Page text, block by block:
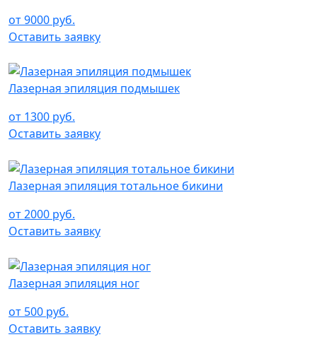
от 9000 руб.
Оставить заявку
Лазерная эпиляция подмышек
от 1300 руб.
Оставить заявку
Лазерная эпиляция тотальное бикини
от 2000 руб.
Оставить заявку
Лазерная эпиляция ног
от 500 руб.
Оставить заявку